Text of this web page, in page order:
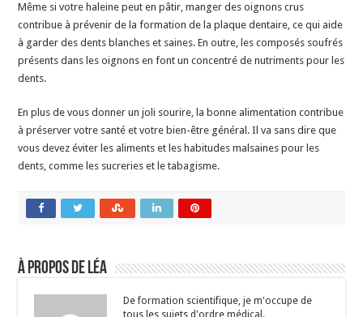
Même si votre haleine peut en pâtir, manger des oignons crus
contribue à prévenir de la formation de la plaque dentaire, ce qui aide
à garder des dents blanches et saines. En outre, les composés soufrés
présents dans les oignons en font un concentré de nutriments pour les
dents.
En plus de vous donner un joli sourire, la bonne alimentation contribue
à préserver votre santé et votre bien-être général. Il va sans dire que
vous devez éviter les aliments et les habitudes malsaines pour les
dents, comme les sucreries et le tabagisme.
À propos de Léa
De formation scientifique, je m'occupe de
tous les sujets d'ordre médical.